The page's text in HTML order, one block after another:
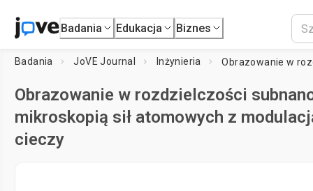
Badania Edukacja Biznes
Badania JoVE Journal Inżynieria
Obrazowanie w rozdzielczości
mikroskopią sił atomowych z
cieczy